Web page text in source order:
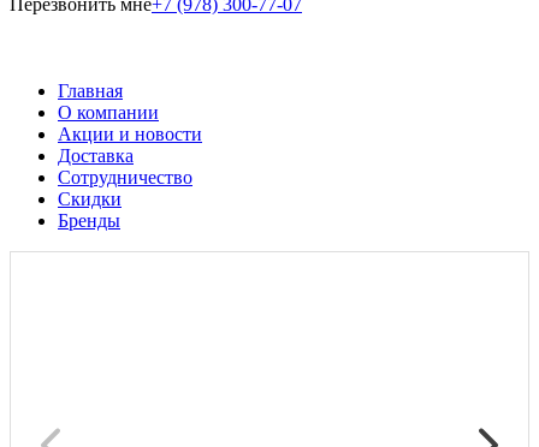
Перезвонить мне+7 (978) 300-77-07
Главная
О компании
Акции и новости
Доставка
Сотрудничество
Скидки
Бренды